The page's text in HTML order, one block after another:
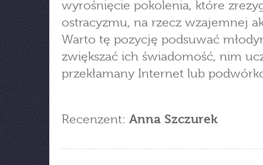
wyrośnięcie pokolenia, które
ostracyzmu, na rzecz wzajemnej
Warto tę pozycję podsuwać
zwiększać ich świadomość, nim
przekłamany Internet lub
Recenzent: Anna Szczurek